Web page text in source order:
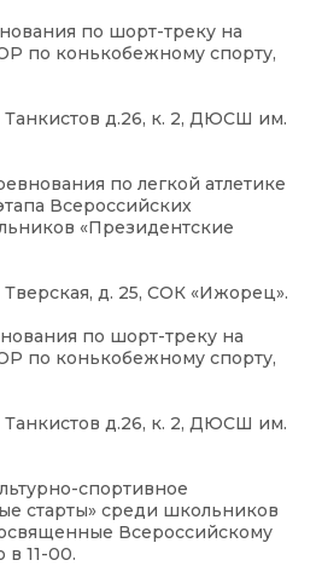
по шорт-треку на
по конькобежному спорту,
Танкистов д.26, к. 2, ДЮСШ им.
по легкой атлетике
Всероссийских
«Президентские
Тверская, д. 25, СОК «Ижорец».
по шорт-треку на
по конькобежному спорту,
Танкистов д.26, к. 2, ДЮСШ им.
спортивное
старты» среди школьников
Всероссийскому
в 11-00.